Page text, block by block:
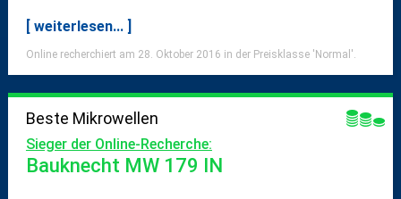
[ weiterlesen... ]
Online recherchiert am 28. Oktober 2016 in der Preisklasse 'Normal'.
Beste Mikrowellen
Sieger der Online-Recherche:
Bauknecht MW 179 IN